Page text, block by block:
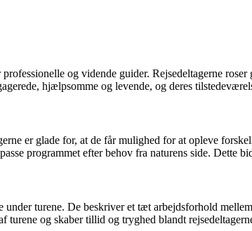
og vidende guider. Rejsedeltagerne
hjælpsomme og levende, og deres
er glade for, at de får mulighed for at opleve
programmet efter behov fra naturens side. Dette
under turene. De beskriver et tæt arbejdsforhold
turene og skaber tillid og tryghed blandt